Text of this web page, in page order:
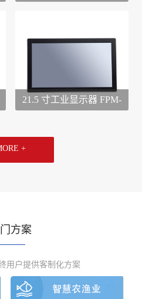
21.5 寸工业显示器 FPM-
+
方案
用户提供客制化方案